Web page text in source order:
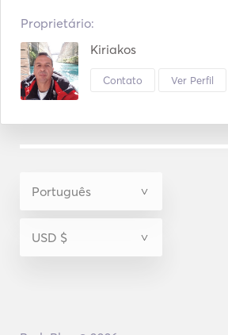
Proprietário:
Kiriakos
Contato Ver Perfil